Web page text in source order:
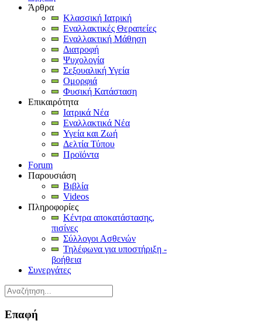
Άρθρα
Κλασσική Ιατρική
Εναλλακτικές Θεραπείες
Εναλλακτική Μάθηση
Διατροφή
Ψυχολογία
Σεξουαλική Υγεία
Ομορφιά
Φυσική Κατάσταση
Επικαιρότητα
Ιατρικά Νέα
Εναλλακτικά Νέα
Υγεία και Ζωή
Δελτία Τύπου
Προϊόντα
Forum
Παρουσιάση
Βιβλία
Videos
Πληροφορίες
Κέντρα αποκατάστασης,
πισίνες
Σύλλογοι Ασθενών
Τηλέφωνα για υποστήριξη -
βοήθεια
Συνεργάτες
Επαφή